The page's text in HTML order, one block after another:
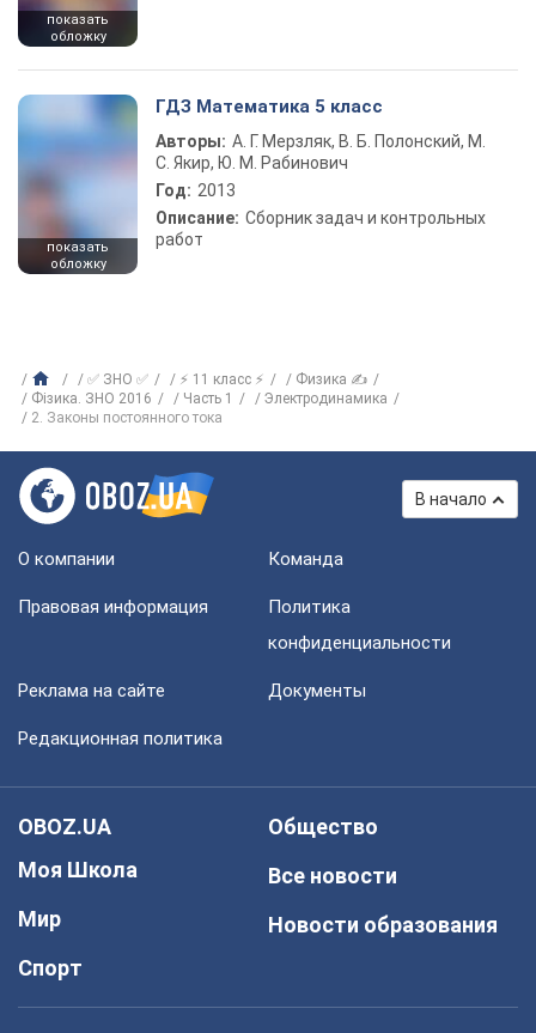
показать
обложку
показать
обложку
ГДЗ Математика 5 класс
Авторы: А. Г. Мерзляк, В. Б. Полонский, М.
С. Якир, Ю. М. Рабинович
Год: 2013
Описание: Сборник задач и контрольных
работ
✅ ЗНО ✅ ⚡ 11 класс ⚡
Физика ✍
Фізика. ЗНО 2016
Часть 1
Электродинамика
2. Законы постоянного тока
В начало
О компании Команда
Правовая информация
Политика
конфиденциальности
Реклама на сайте Документы
Редакционная политика
OBOZ.UA
Моя Школа
Мир
Спорт
Общество
Все новости
Новости образования